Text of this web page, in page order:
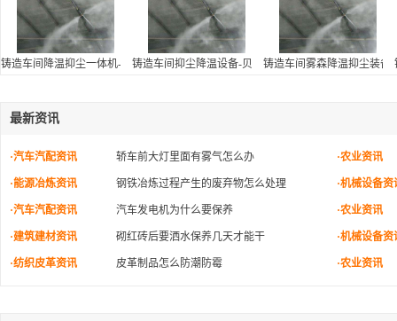
铸造车间降温抑尘一体机-贝克喷雾净化科技有限公司铸造车间抑尘降温设备-贝克喷雾净化科技有限公司
铸造车间雾森降温抑尘装备
最新资讯
·汽车汽配资讯 轿车前大灯里面有雾气怎么办 ·农业资讯
·能源冶炼资讯 钢铁冶炼过程产生的废弃物怎么处理 ·机械设备资
·汽车汽配资讯 汽车发电机为什么要保养 ·农业资讯
·建筑建材资讯 砌红砖后要洒水保养几天才能干 ·机械设备资
·纺织皮革资讯 皮革制品怎么防潮防霉 ·农业资讯